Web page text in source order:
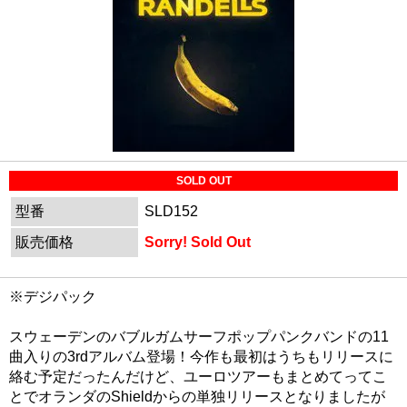
SOLD OUT
型番
SLD152
販売価格
Sorry! Sold Out
※デジパック
スウェーデンのバブルガムサーフポップパンクバンドの11
曲入りの3rdアルバム登場！今作も最初はうちもリリースに
絡む予定だったんだけど、ユーロツアーもまとめてってこ
とでオランダのShieldからの単独リリースとなりましたが